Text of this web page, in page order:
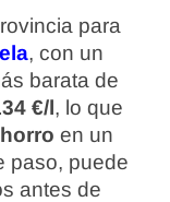
para
, con un
barata de
€/l, lo que
en un
paso, puede
antes de